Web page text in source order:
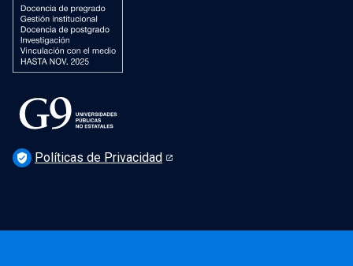
verified_user Políticas de Privacidad